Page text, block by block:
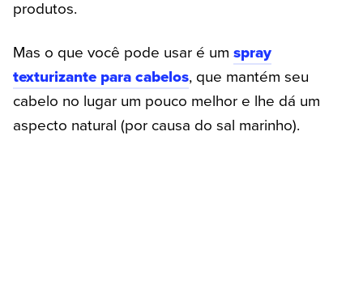
produtos.
Mas o que você pode usar é um spray
texturizante para cabelos, que mantém seu
cabelo no lugar um pouco melhor e lhe dá um
aspecto natural (por causa do sal marinho).